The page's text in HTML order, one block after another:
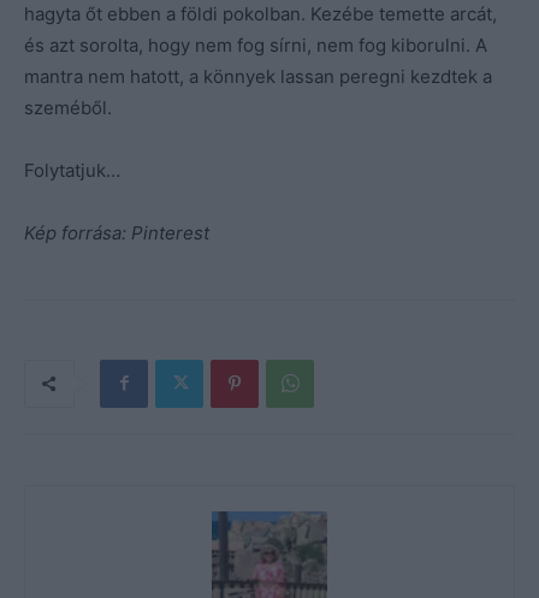
hagyta őt ebben a földi pokolban. Kezébe temette arcát,
és azt sorolta, hogy nem fog sírni, nem fog kiborulni. A
mantra nem hatott, a könnyek lassan peregni kezdtek a
szeméből.
Folytatjuk…
Kép forrása: Pinterest